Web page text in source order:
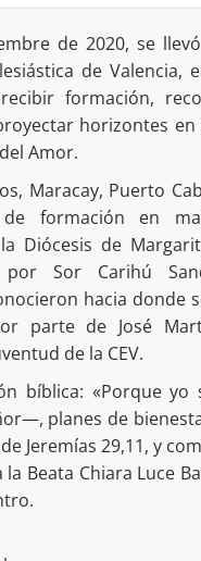
de 2020, se
de Valencia,
formación,
horizontes
Amor.
Maracay, Puerto
de formación en
Diócesis de
Sor Carihú
hacia donde
parte de José
de la CEV.
bíblica: «Porque
planes de
Jeremías 29,11, y
Beata Chiara Luce